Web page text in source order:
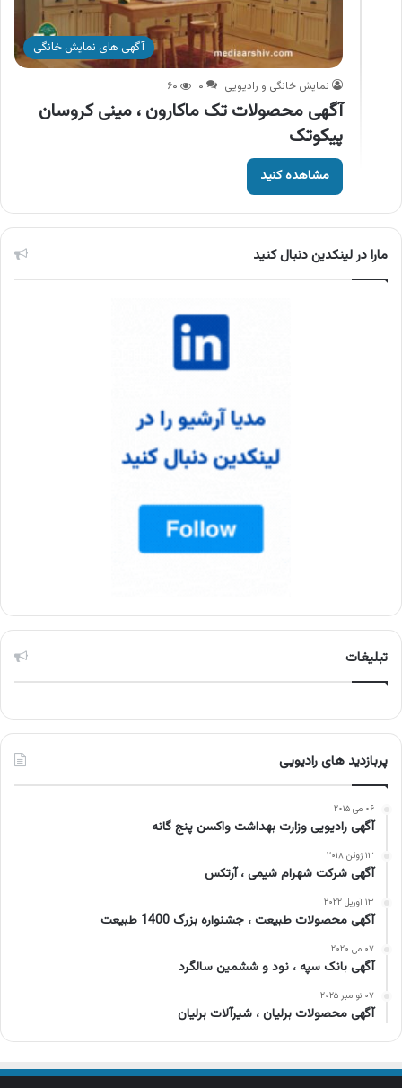
آگهی های نمایش خانگی
نمایش خانگی و رادیویی ۰ ۶۰
آگهی محصولات تک ماکارون ، مینی کروسان
پیکوتک
مشاهده کنید
مارا در لینکدین دنبال کنید
تبلیغات
پربازدید های رادیویی
۰۶ می ۲۰۱۵
آگهی رادیویی وزارت بهداشت واکسن پنج گانه
۱۳ ژوئن ۲۰۱۸
آگهی شرکت شهرام شیمی ، آرتکس
۱۳ آوریل ۲۰۲۲
آگهی محصولات طبیعت ، جشنواره بزرگ 1400 طبیعت
۰۷ می ۲۰۲۰
آگهی بانک سپه ، نود و ششمین سالگرد
۰۷ نوامبر ۲۰۲۵
آگهی محصولات برلیان ، شیرآلات برلیان